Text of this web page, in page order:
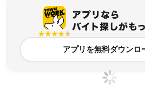
アプリを無料ダウンロ